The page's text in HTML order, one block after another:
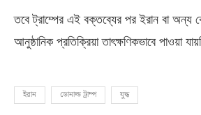
তবে ট্রাম্পের এই বক্তব্যের পর ইরান বা অন্য
আনুষ্ঠানিক প্রতিক্রিয়া তাৎক্ষণিকভাবে পাওয়া
ইরান ডোনাল্ড ট্রাম্প যুদ্ধ